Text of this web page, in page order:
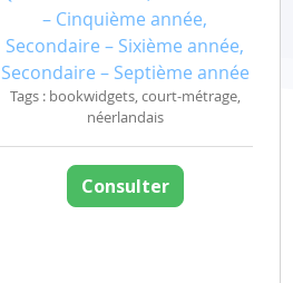
– Cinquième année,
Secondaire – Sixième année,
Secondaire – Septième année
Tags : bookwidgets, court-métrage,
néerlandais
Consulter